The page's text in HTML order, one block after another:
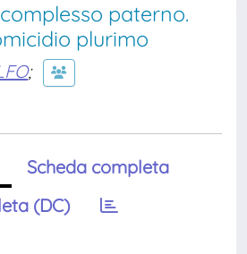
paterno.
plurimo
;
Scheda completa
(DC)